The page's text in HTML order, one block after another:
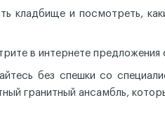
кладбище и посмотреть,
в интернете предложения
без спешки со
гранитный ансамбль,